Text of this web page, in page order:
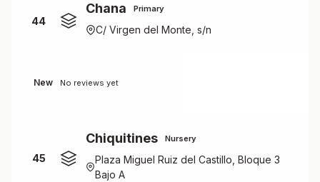
44
Chana Primary
C/ Virgen del Monte, s/n
New No reviews yet
45
Chiquitines Nursery
Plaza Miguel Ruiz del Castillo, Bloque 3
Bajo A